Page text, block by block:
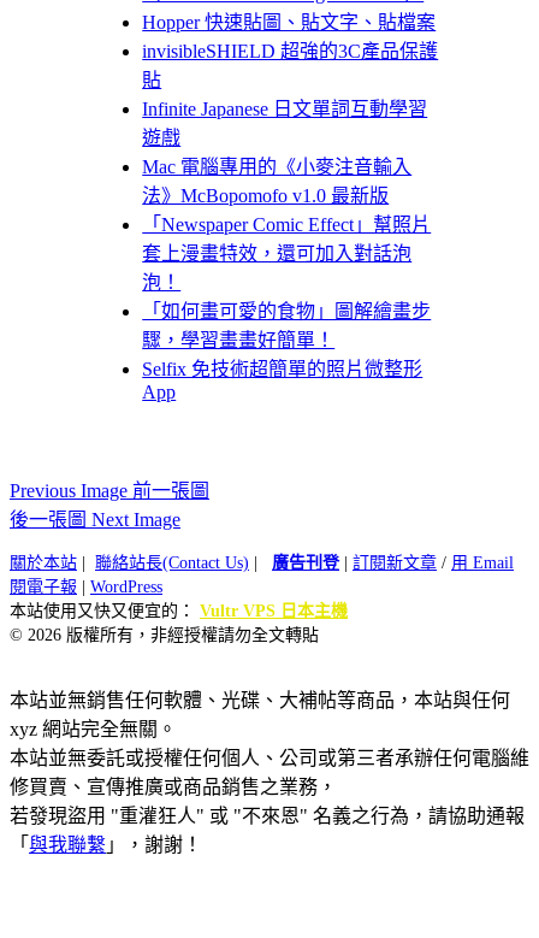
Hopper 快速貼圖、貼文字、貼檔案
invisibleSHIELD 超強的3C產品保護
貼
Infinite Japanese 日文單詞互動學習
遊戲
Mac 電腦專用的《小麥注音輸入
法》McBopomofo v1.0 最新版
「Newspaper Comic Effect」幫照片
套上漫畫特效，還可加入對話泡
泡！
「如何畫可愛的食物」圖解繪畫步
驟，學習畫畫好簡單！
Selfix 免技術超簡單的照片微整形
App
Previous Image 前一張圖
後一張圖 Next Image
關於本站 聯絡站長(Contact Us) 廣告刊登| 訂閱新文章 / 用 Email
閱電子報
WordPress
本站使用又快又便宜的： Vultr VPS 日本主機
© 2026 版權所有，非經授權請勿全文轉貼
本站並無銷售任何軟體、光碟、大補帖等商品，本站與任何
xyz 網站完全無關。
本站並無委託或授權任何個人、公司或第三者承辦任何電腦維
修買賣、宣傳推廣或商品銷售之業務，
若發現盜用 "重灌狂人" 或 "不來恩" 名義之行為，請協助通報
「 與我聯繫 」，謝謝！